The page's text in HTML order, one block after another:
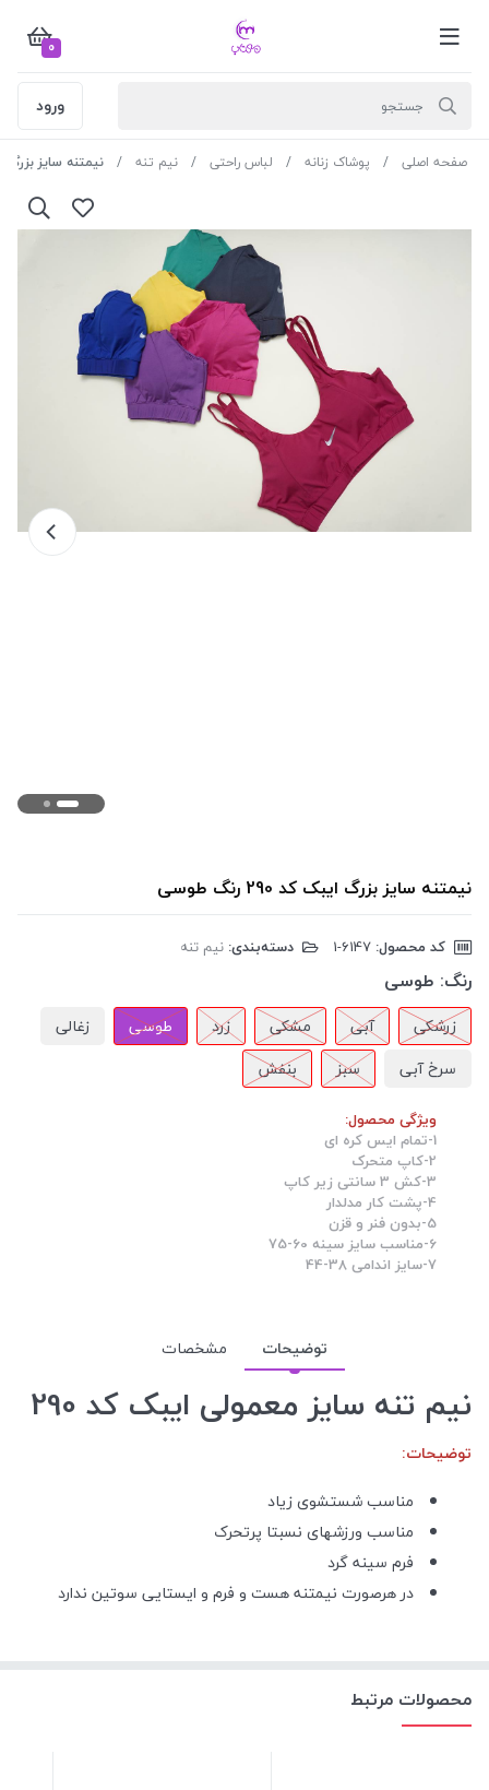
0
ورود
صفحه اصلی پوشاک زنانه لباس راحتی نیم تنه نیمتنه سایز بزرگ ایبک کد
نیمتنه سایز بزرگ ایبک کد 290 رنگ طوسی
کد محصول: دسته‌بندی: نیم تنه
رنگ: طوسی
زرشکی آبی مشکی زرد طوسی
زغالی
سرخ آبی
سبز بنفش
ویژگی محصول:
1-تمام ایس کره ای
2-کاپ متحرک
3-کش 3 سانتی زیر کاپ
4-پشت کار مدلدار
5-بدون فنر و قزن
6-مناسب سایز سینه 60-75
7-سایز اندامی 38-44
توضیحات مشخصات
نیم تنه سایز معمولی ایبک کد 290
توضیحات:
مناسب شستشوی زیاد
مناسب ورزشهای نسبتا پرتحرک
فرم سینه گرد
در هرصورت نیمتنه هست و فرم و ایستایی سوتین ندارد
محصولات مرتبط